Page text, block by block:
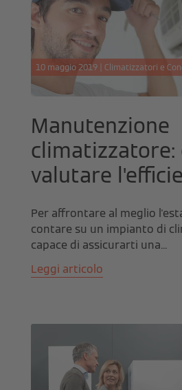
10 maggio 2019 | Climatizzatori e
Manutenzione
climatizzatore:
valutare
Per affrontare al meglio
contare su un impianto di
capace di assicurarti una...
Leggi articolo